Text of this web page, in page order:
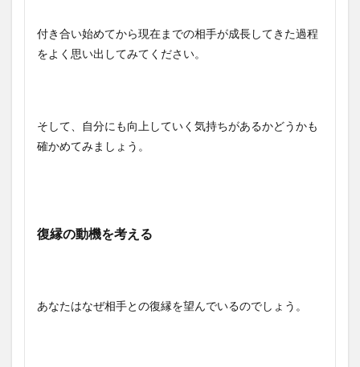
付き合い始めてから現在までの相手が成長してきた過程
をよく思い出してみてください。
そして、自分にも向上していく気持ちがあるかどうかも
確かめてみましょう。
復縁の動機を考える
あなたはなぜ相手との復縁を望んでいるのでしょう。